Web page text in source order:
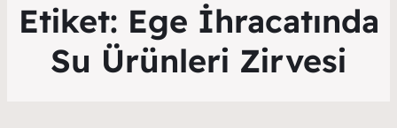
Etiket: Ege İhracatında
Su Ürünleri Zirvesi